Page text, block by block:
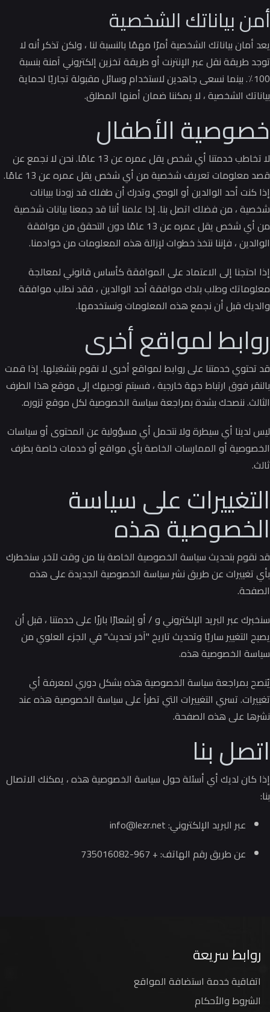
أمن بياناتك الشخصية
يعد أمان بياناتك الشخصية أمرًا مهمًا بالنسبة لنا ، ولكن تذكر أنه لا
توجد طريقة نقل عبر الإنترنت أو طريقة تخزين إلكتروني آمنة بنسبة
100٪.
بينما نسعى جاهدين لاستخدام وسائل مقبولة تجاريًا لحماية
بياناتك الشخصية ، لا يمكننا ضمان أمنها المطلق.
خصوصية الأطفال
لا تخاطب خدمتنا أي شخص يقل عمره عن 13 عامًا. نحن لا نجمع عن
قصد معلومات تعريف شخصية من أي شخص يقل عمره عن 13 عامًا.
إذا كنت أحد الوالدين أو الوصي وتدرك أن طفلك قد زودنا ببيانات
شخصية ، من فضلك اتصل بنا.إذا علمنا أننا قد جمعنا بيانات شخصية
من أي شخص يقل عمره عن 13 عامًا دون التحقق من موافقة
الوالدين ، فإننا نتخذ خطوات لإزالة هذه المعلومات من خوادمنا.
إذا احتجنا إلى الاعتماد على الموافقة كأساس قانوني لمعالجة
معلوماتك وطلب بلدك موافقة أحد الوالدين ، فقد نطلب موافقة
والديك قبل أن نجمع هذه المعلومات ونستخدمها.
روابط لمواقع أخرى
قد تحتوي خدمتنا على روابط لمواقع أخرى لا نقوم بتشغيلها.إذا قمت
بالنقر فوق ارتباط جهة خارجية ، فسيتم توجيهك إلى موقع هذا الطرف
الثالث.ننصحك بشدة بمراجعة سياسة الخصوصية لكل موقع تزوره.
ليس لدينا أي سيطرة ولا نتحمل أي مسؤولية عن المحتوى أو سياسات
الخصوصية أو الممارسات الخاصة بأي مواقع أو خدمات خاصة بطرف
ثالث.
التغييرات على سياسة
الخصوصية هذه
قد نقوم بتحديث سياسة الخصوصية الخاصة بنا من وقت لآخر.سنخطرك
بأي تغييرات عن طريق نشر سياسة الخصوصية الجديدة على هذه
الصفحة.
سنخبرك عبر البريد الإلكتروني و / أو إشعارًا بارزًا على خدمتنا ، قبل أن
يصبح التغيير ساريًا وتحديث تاريخ "آخر تحديث" في الجزء العلوي من
سياسة الخصوصية هذه.
يُنصح بمراجعة سياسة الخصوصية هذه بشكل دوري لمعرفة أي
تغييرات.تسري التغييرات التي تطرأ على سياسة الخصوصية هذه عند
نشرها على هذه الصفحة.
اتصل بنا
إذا كان لديك أي أسئلة حول سياسة الخصوصية هذه ، يمكنك الاتصال
بنا:
عبر البريد الإلكتروني:info@lezr.net
عن طريق رقم الهاتف: + 967-735016082
روابط سريعة
اتفاقية خدمة استضافة المواقع
الشروط والأحكام